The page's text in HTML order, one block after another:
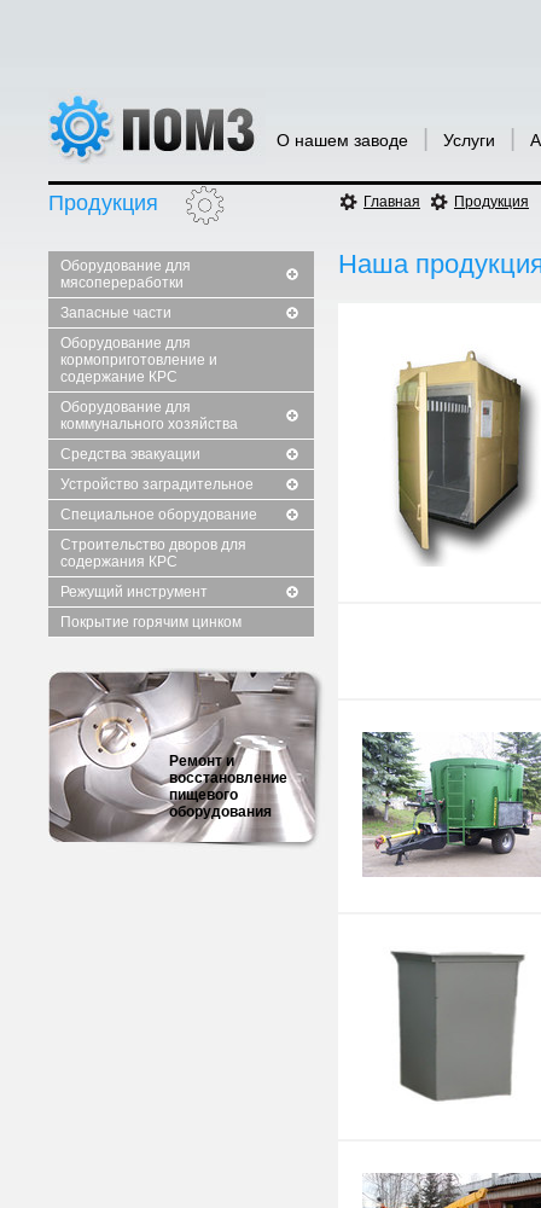
О нашем заводе Услуги
Продукция
Оборудование для
мясопереработки
Запасные части
Оборудование для
кормоприготовление и
содержание КРС
Оборудование для
коммунального хозяйства
Средства эвакуации
Устройство заградительное
Специальное оборудование
Строительство дворов для
содержания КРС
Режущий инструмент
Покрытие горячим цинком
Ремонт и
восстановление
пищевого
оборудования
Главная Продукция
Наша